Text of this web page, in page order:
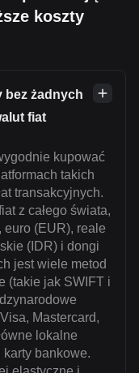
koszty
bez żadnych
fiat
kupować
takich
transakcyjnych.
z całego świata,
euro (EUR), reale
(IDR) i dongi
jest wiele metod
(takie jak SWIFT i
Mastercard,
lokalne
karty bankowe.